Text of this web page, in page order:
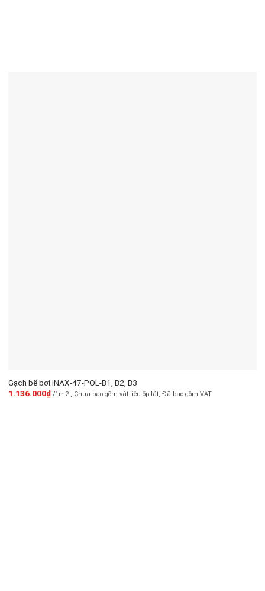
Gạch bể bơi INAX-47-POL-B1, B2, B3
1.136.000₫/1m2 , Chưa bao gồm vật liệu ốp lát, Đã bao gồm VAT